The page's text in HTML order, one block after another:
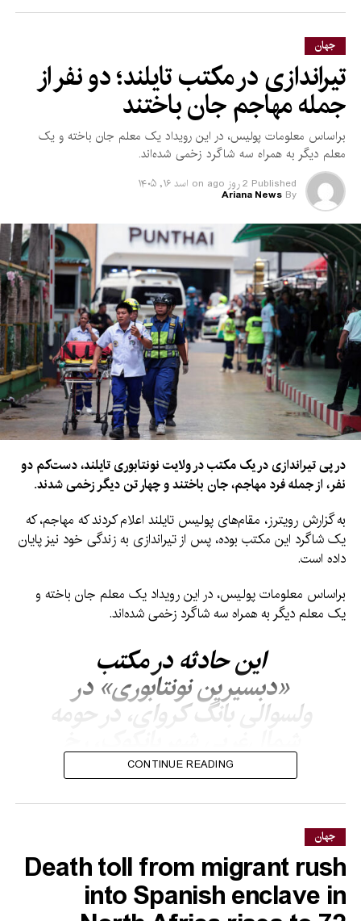
هند، جاپان و شماری از
کشورهایی هستند که ممکن
است تحت تأثیر این تعرفه‌ها
قرار گیرند.
این طرح همچنین تحریم‌های گسترده‌تری علیه ایران در نظر گرفته و
محدودیت‌هایی را برای تأمین مالی بخش انرژی و تسلیحاتی این
کشور شامل می‌شود.
حامیان این طرح می‌گویند هدف آن کاهش درآمدهای انرژی روسیه
و افزایش فشار بر مسکو برای پایان جنگ در اوکراین است.
با این حال، شماری از نمایندگان مجلس امریکا نسبت به اختیارات
گسترده رئیس‌جمهور در زمینه تعرفه‌ها ابراز نگرانی کرده و هشدار
داده‌اند که این اقدام می‌تواند هزینه کالاهای وارداتی را برای شرکت‌ها و
مصرف‌کنندگان امریکایی افزایش دهد.
این طرح پس از تصویب در سنا، قرار است پس از بازگشت مجلس
نمایندگان از تعطیلات تابستانی در ۳۱ آگست مورد بررسی قرار گیرد.
جهان
تیراندازی در مکتب تایلند؛ دو نفر از
جمله مهاجم جان باختند
براساس معلومات پولیس، در این رویداد یک معلم جان باخته و یک
معلم دیگر به همراه سه شاگرد زخمی شده‌اند.
Published 2 روز ago on اسد ۱۶, ۱۴۰۵
By
Ariana News
در پی تیراندازی در یک مکتب در ولایت نونتابوری تایلند، دست‌کم دو
نفر، از جمله فرد مهاجم، جان باختند و چهار تن دیگر زخمی شدند.
به گزارش رویترز، مقام‌های پولیس تایلند اعلام کردند که مهاجم، که
یک شاگرد این مکتب بوده، پس از تیراندازی به زندگی خود نیز پایان
داده است.
براساس معلومات پولیس، در این رویداد یک معلم جان باخته و
یک معلم دیگر به همراه سه شاگرد زخمی شده‌اند.
این حادثه در مکتب
«دبسیرین نونتابوری» در
ولسوالی بانگ کروای، در حومه
شمال‌غربی شهر بانکوک، رخ
داده است. تصاویر منتشرشده
از محل رویداد، خروج
گسترده نیروهای کمکی و
آمبولانس‌ها را نشان می‌دهد.
CONTINUE READING
جهان
Death toll from migrant rush
into Spanish enclave in